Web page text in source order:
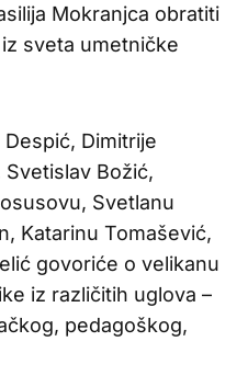
Mokranjca obratiti
sveta umetničke
Dimitrije
Božić,
Svetlanu
Katarinu Tomašević,
govoriće o velikanu
iz različitih uglova –
pedagoškog,